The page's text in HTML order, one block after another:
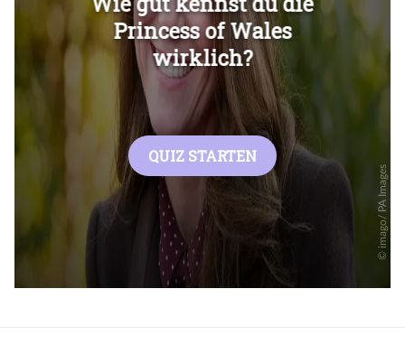
Überspringen